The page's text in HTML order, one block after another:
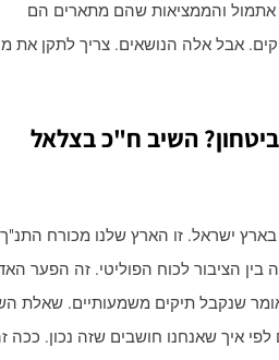
אתמול והממציאות שהם מתארים הם
אבל אלה הנושאים. צריך לתקן את
השיב ח"כ בצלאל
בארץ ישראל. זו הארץ שלנו מכורח
בין הציבור לכוח הפוליטי. זה הפער
שנקבל תיקים משמעותיים. שאלת
איך שאנחנו חושבים שזה נכון. ככה